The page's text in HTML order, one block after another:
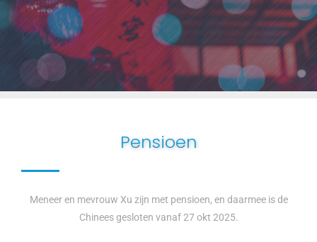
Pensioen
Meneer en mevrouw Xu zijn met pensioen, en daarmee is de
Chinees gesloten vanaf 27 okt 2025.